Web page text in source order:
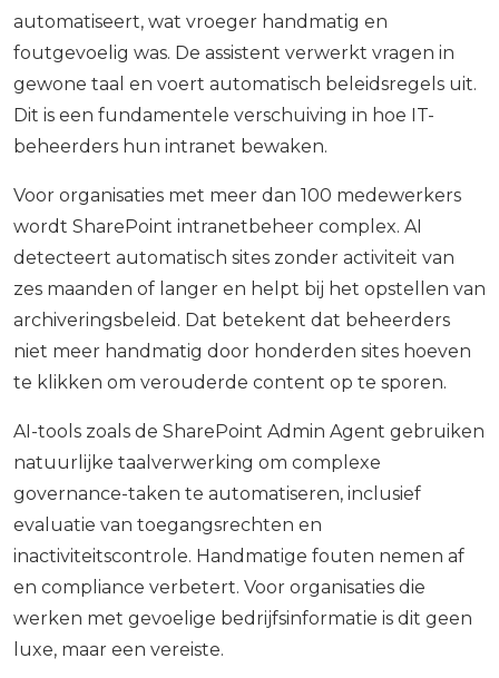
automatiseert, wat vroeger handmatig en
foutgevoelig was. De assistent verwerkt vragen in
gewone taal en voert automatisch beleidsregels uit.
Dit is een fundamentele verschuiving in hoe IT-
beheerders hun intranet bewaken.
Voor organisaties met meer dan 100 medewerkers
wordt SharePoint intranetbeheer complex. AI
detecteert automatisch sites zonder activiteit van
zes maanden of langer en helpt bij het opstellen van
archiveringsbeleid. Dat betekent dat beheerders
niet meer handmatig door honderden sites hoeven
te klikken om verouderde content op te sporen.
AI-tools zoals de SharePoint Admin Agent gebruiken
natuurlijke taalverwerking om complexe
governance-taken te automatiseren, inclusief
evaluatie van toegangsrechten en
inactiviteitscontrole. Handmatige fouten nemen af
en compliance verbetert. Voor organisaties die
werken met gevoelige bedrijfsinformatie is dit geen
luxe, maar een vereiste.